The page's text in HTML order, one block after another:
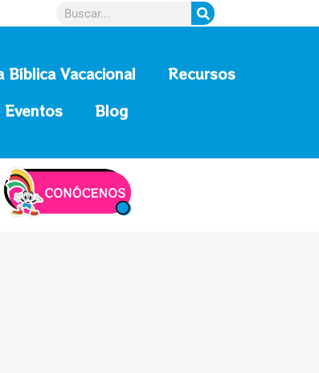
Bíblica Vacacional
Recursos
Eventos Blog